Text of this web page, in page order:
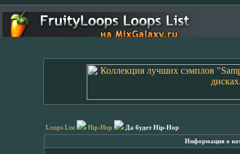
Loops List Hip-Hop Да будет Hip-Hop
Информация о